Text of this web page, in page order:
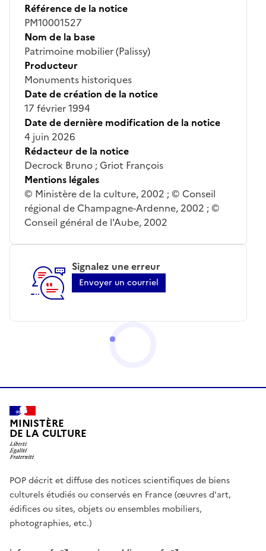
Référence de la notice
PM10001527
Nom de la base
Patrimoine mobilier (Palissy)
Producteur
Monuments historiques
Date de création de la notice
17 février 1994
Date de dernière modification de la notice
4 juin 2026
Rédacteur de la notice
Decrock Bruno ; Griot François
Mentions légales
© Ministère de la culture, 2002 ; © Conseil
régional de Champagne-Ardenne, 2002 ; ©
Conseil général de l'Aube, 2002
Signalez une erreur
Envoyer un courriel
MINISTÈRE
DE LA CULTURE
POP décrit et diffuse des notices scientifiques de biens
culturels étudiés ou conservés en France (œuvres d'art,
édifices ou sites, objets ou ensembles mobiliers,
photographies, etc.)